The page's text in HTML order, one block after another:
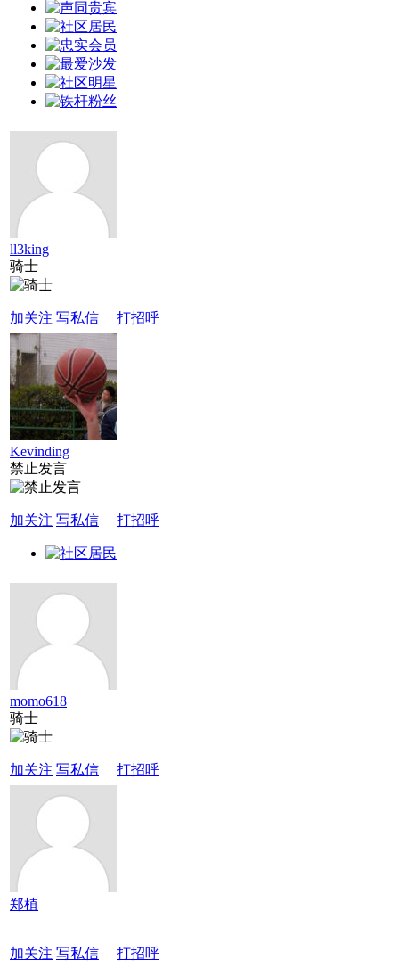
ll3king
骑士
加关注 写私信 打招呼
Kevinding
禁止发言
加关注 写私信 打招呼
momo618
骑士
加关注 写私信 打招呼
郑植
加关注 写私信 打招呼